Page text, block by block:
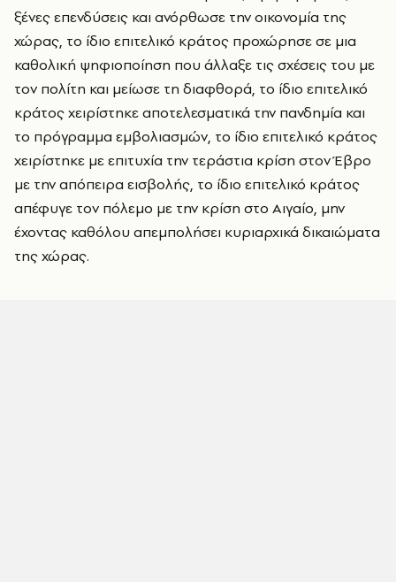
ξένες επενδύσεις και ανόρθωσε την οικονομία της
χώρας, το ίδιο επιτελικό κράτος προχώρησε σε μια
καθολική ψηφιοποίηση που άλλαξε τις σχέσεις του με
τον πολίτη και μείωσε τη διαφθορά, το ίδιο επιτελικό
κράτος χειρίστηκε αποτελεσματικά την πανδημία και
το πρόγραμμα εμβολιασμών, το ίδιο επιτελικό κράτος
χειρίστηκε με επιτυχία την τεράστια κρίση στον Έβρο
με την απόπειρα εισβολής, το ίδιο επιτελικό κράτος
απέφυγε τον πόλεμο με την κρίση στο Αιγαίο, μην
έχοντας καθόλου απεμπολήσει κυριαρχικά δικαιώματα
της χώρας.